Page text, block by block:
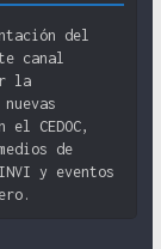
del
canal
la
CEDOC,
de
y eventos